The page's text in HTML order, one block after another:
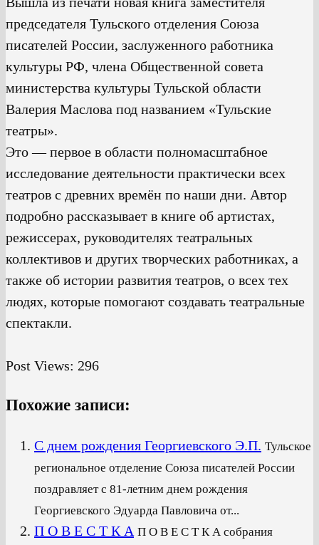
председателя Тульского отделения Союза
писателей России, заслуженного работника
культуры РФ, члена Общественной совета
министерства культуры Тульской области
Валерия Маслова под названием «Тульские
театры».
Это — первое в области полномасштабное
исследование деятельности практически всех
театров с древних времён по наши дни. Автор
подробно рассказывает в книге об артистах,
режиссерах, руководителях театральных
коллективов и других творческих работниках, а
также об истории развития театров, о всех тех
людях, которые помогают создавать театральные
спектакли.
Post Views: 296
Похожие записи:
С днем рождения Георгиевского Э.П. Тульское
региональное отделение Союза писателей России
поздравляет с 81-летним днем рождения
Георгиевского Эдуарда Павловича от...
П О В Е С Т К А П О В Е С Т К А собрания